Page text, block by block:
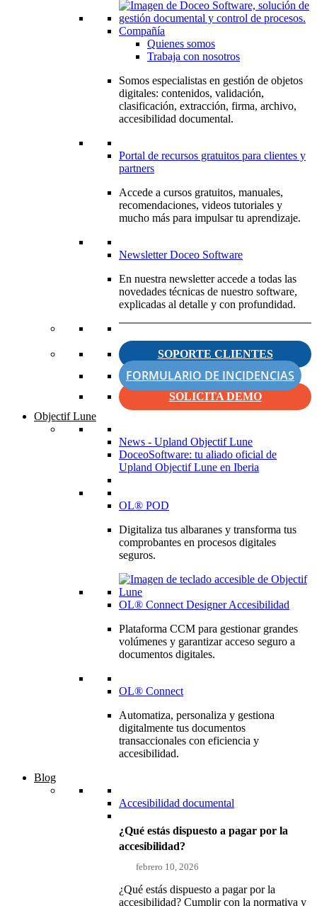
Compañía
Quienes somos
Trabaja con nosotros
Somos especialistas en gestión de objetos
digitales: contenidos, validación,
clasificación, extracción, firma, archivo,
accesibilidad documental.
Portal de recursos gratuitos para clientes y
partners
Accede a cursos gratuitos, manuales,
recomendaciones, videos tutoriales y
mucho más para impulsar tu aprendizaje.
Newsletter Doceo Software
En nuestra newsletter accede a todas las
novedades técnicas de nuestro software,
explicadas al detalle y con profundidad.
SOPORTE CLIENTES
FORMULARIO DE INCIDENCIAS
SOLICITA DEMO
Objectif Lune
News - Upland Objectif Lune
DoceoSoftware: tu aliado oficial de
Upland Objectif Lune en Iberia
OL® POD
Digitaliza tus albaranes y transforma tus
comprobantes en procesos digitales
seguros.
OL® Connect Designer Accesibilidad
Plataforma CCM para gestionar grandes
volúmenes y garantizar acceso seguro a
documentos digitales.
OL® Connect
Automatiza, personaliza y gestiona
digitalmente tus documentos
transaccionales con eficiencia y
accesibilidad.
Blog
Accesibilidad documental
¿Qué estás dispuesto a pagar por la
accesibilidad?
febrero 10, 2026
¿Qué estás dispuesto a pagar por la
accesibilidad? Cumplir con la normativa y